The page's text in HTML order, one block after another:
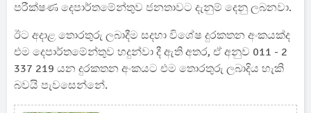
පරීක්ෂණ දෙපාර්තමේන්තුව ජනතාවට දැනුම් දෙනු ලබනවා.
ඊට අදාළ තොරතුරු ලබාදීම සදහා විශේෂ දුරකතන අංකයක්ද
එම දෙපාර්තමේන්තුව හදුන්වා දී ඇති අතර, ඒ අනුව 011 - 2
337 219 යන දුරකතන අංකයට එම තොරතුරු ලබාදිය හැකි
බවයි පැවසෙන්නේ.